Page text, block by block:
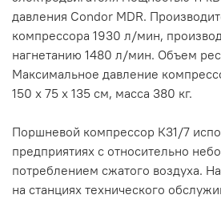
давления Condor MDR.
компрессора 1930 л/мин,
нагнетанию 1480 л/мин. Объем
Максимальное давление
150 х 75 х 135 см, масса 380 кг.
Поршневой компрессор К31/7
предприятиях с относительно
потреблением сжатого воздуха.
на станциях технического